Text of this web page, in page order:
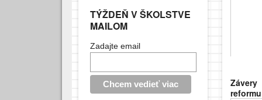
TÝŽDEŇ V ŠKOLSTVE
MAILOM
Zadajte email